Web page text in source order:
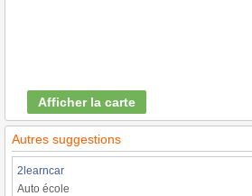
Afficher la carte
Autres suggestions
2learncar
Auto école